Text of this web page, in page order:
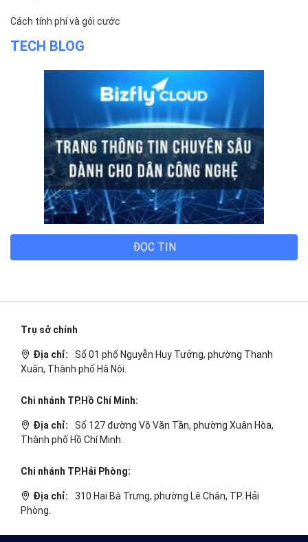
Cách tính phí và gói cước
TECH BLOG
ĐỌC TIN
Trụ sở chính
Địa chỉ:
Số 01 phố Nguyễn Huy Tưởng, phường Thanh
Xuân, Thành phố Hà Nội.
Chi nhánh TP.Hồ Chí Minh:
Địa chỉ:
Số 127 đường Võ Văn Tần, phường Xuân Hòa,
Thành phố Hồ Chí Minh.
Chi nhánh TP.Hải Phòng:
Địa chỉ:
310 Hai Bà Trưng, phường Lê Chân, TP. Hải
Phòng.